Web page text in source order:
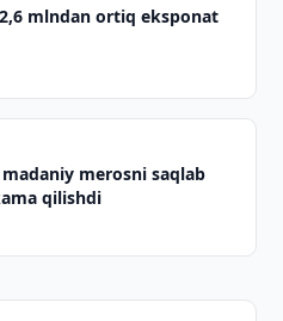
mlndan ortiq eksponat
merosni saqlab
qilishdi